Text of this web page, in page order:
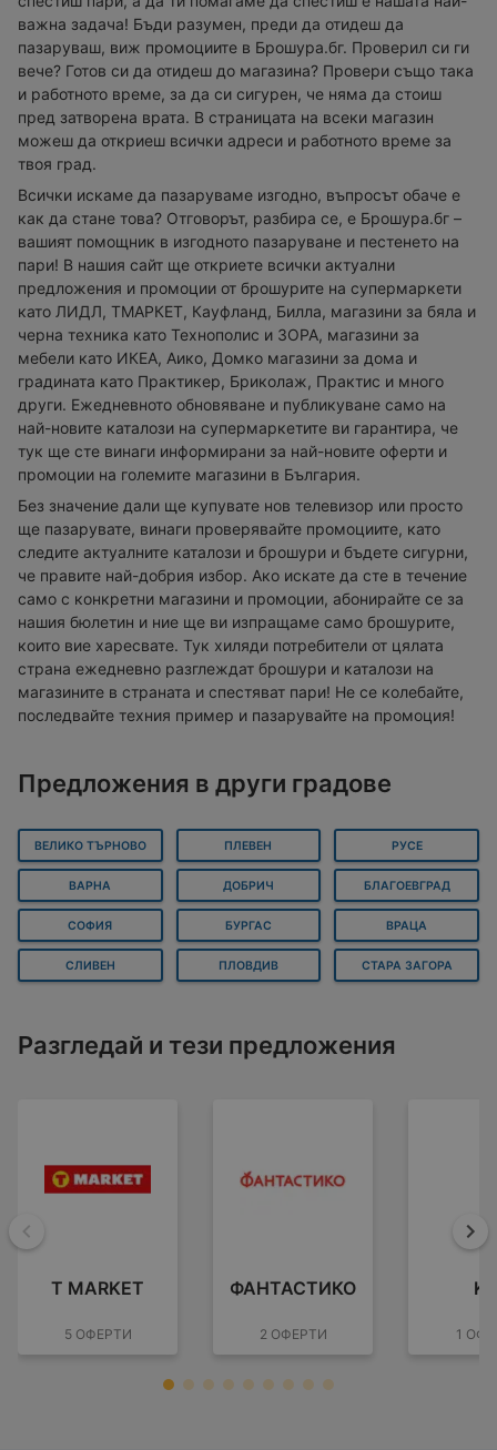
важна задача! Бъди разумен, преди да отидеш да
пазаруваш, виж промоциите в Брошура.бг. Проверил си ги
вече? Готов си да отидеш до магазина? Провери също така
и работното време, за да си сигурен, че няма да стоиш
пред затворена врата. В страницата на всеки магазин
можеш да откриеш всички адреси и работното време за
твоя град.
Всички искаме да пазаруваме изгодно, въпросът обаче е
как да стане това? Отговорът, разбира се, е Брошура.бг –
вашият помощник в изгодното пазаруване и пестенето на
пари! В нашия сайт ще откриете всички актуални
предложения и промоции от брошурите на супермаркети
като ЛИДЛ, ТМАРКЕТ, Кауфланд, Билла, магазини за бяла и
черна техника като Технополис и ЗОРА, магазини за
мебели като ИКЕА, Аико, Домко магазини за дома и
градината като Практикер, Бриколаж, Практис и много
други. Ежедневното обновяване и публикуване само на
най-новите каталози на супермаркетите ви гарантира, че
тук ще сте винаги информирани за най-новите оферти и
промоции на големите магазини в България.
Без значение дали ще купувате нов телевизор или просто
ще пазарувате, винаги проверявайте промоциите, като
следите актуалните каталози и брошури и бъдете сигурни,
че правите най-добрия избор. Ако искате да сте в течение
само с конкретни магазини и промоции, абонирайте се за
нашия бюлетин и ние ще ви изпращаме само брошурите,
които вие харесвате. Тук хиляди потребители от цялата
страна ежедневно разглеждат брошури и каталози на
магазините в страната и спестяват пари! Не се колебайте,
последвайте техния пример и пазарувайте на промоция!
Предложения в други градове
ВЕЛИКО ТЪРНОВО ПЛЕВЕН РУСЕ
ВАРНА ДОБРИЧ БЛАГОЕВГРАД
СОФИЯ БУРГАС ВРАЦА
СЛИВЕН ПЛОВДИВ СТАРА ЗАГОРА
Разгледай и тези предложения
Назад
T MARKET
5 ОФЕРТИ
ФАНТАСТИКО
2 ОФЕРТИ 1